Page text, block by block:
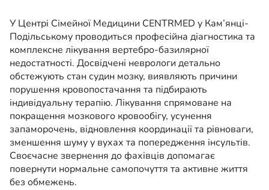
У Центрі Сімейної Медицини CENTRMED у Кам’янці-
Подільському проводиться професійна діагностика та
комплексне лікування вертебро-базилярної
недостатності. Досвідчені неврологи детально
обстежують стан судин мозку, виявляють причини
порушення кровопостачання та підбирають
індивідуальну терапію. Лікування спрямоване на
покращення мозкового кровообігу, усунення
запаморочень, відновлення координації та рівноваги,
зменшення шуму у вухах та попередження інсультів.
Своєчасне звернення до фахівців допомагає
повернути нормальне самопочуття та активне життя
без обмежень.